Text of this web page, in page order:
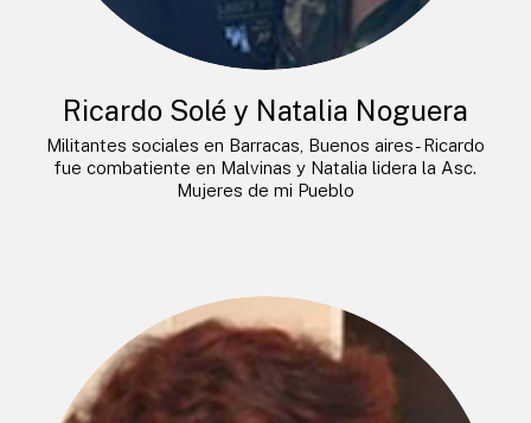
Ricardo Solé y Natalia Noguera
Militantes sociales en Barracas, Buenos aires- Ricardo
fue combatiente en Malvinas y Natalia lidera la Asc.
Mujeres de mi Pueblo